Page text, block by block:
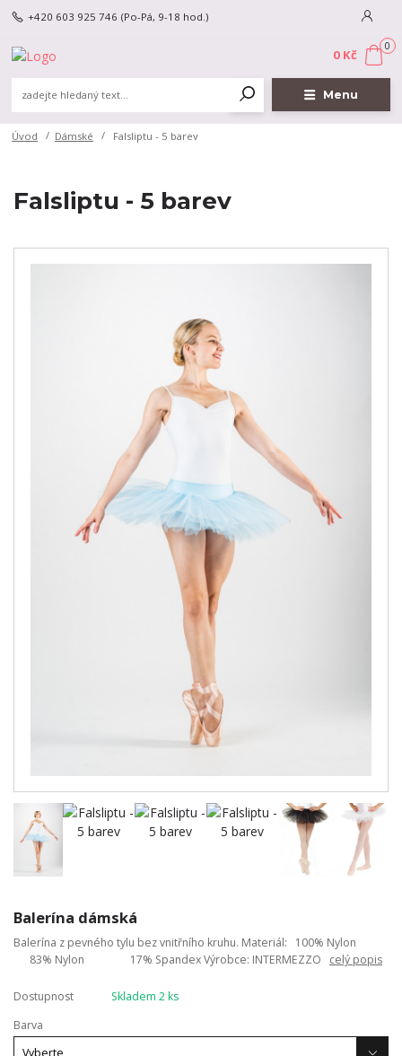
Menu
+420 603 925 746 (Po-Pá, 9-18 hod.)
0
0 Kč
Úvod Dámské Falsliptu - 5 barev
Falsliptu - 5 barev
Balerína dámská
Balerína z pevného tylu bez vnitřního kruhu. Materiál: 100% Nylon
83% Nylon 17% Spandex Výrobce: INTERMEZZO celý popis
Dostupnost
Skladem 2 ks
Barva